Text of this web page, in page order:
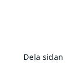
Dela sidan